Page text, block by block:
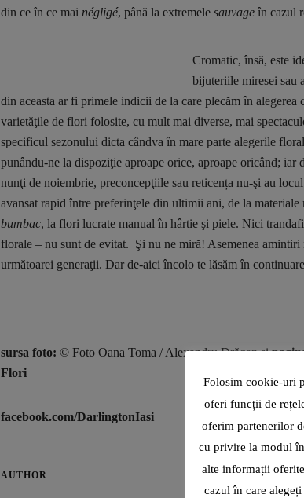
din ce în ce mai négligé, până la extremele sauvage în cazul
Cromatic, însă, este
bijuteriile miresei sau
din aceasta ar fi primele indicii de la care plecăm în alegerea
varietăţile de flori folosite, cu mult mai diverse, mai
specificul sezonului dicta cândva în mare parte alegerile
punându-ne la dispoziţie aproape orice, aproape oricând; iar
nunţi de noiembrie, preconcepţiile sau reticența nu-şi au
avansat rapid între preferinţele din ultimii ani, de la materiale
bumbac, la flori lucrate manual în hârtie şi piele. Nici
florale – nu sunt de evitat. Şi nu ne miră! Asemenea
următoarei generaţii. Dar de-aici încolo te lăsăm în
sursa foto: © Foto Oana Toma / Alexandru Drăgan și
Flori
facebook.com/DarlingtonIasi
AUTHOR
Folosim cookie-uri
oferi funcții de
oferim partenerilor
cu privire la modul
alte informații
cazul în care